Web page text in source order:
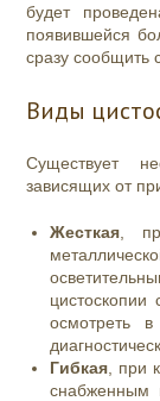
будет
появившейся
сразу сообщить
Виды
Существует
зависящих от
Жесткая ,
цистоскопии
осмотреть
Гибкая , при
снабженным